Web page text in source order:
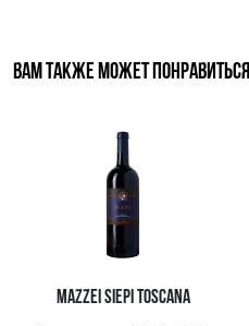
ВАМ ТАКЖЕ МОЖЕТ ПОНРАВИТЬСЯ
MAZZEI SIEPI TOSCANA